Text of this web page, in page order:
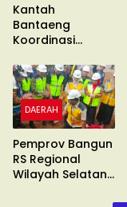
Kantah
Bantaeng
Koordinasi
Muhammadiyah
DAERAH
Pemprov Bangun
RS Regional
Wilayah Selatan